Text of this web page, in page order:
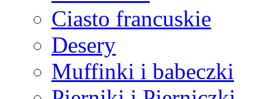
Ciasto francuskie
Desery
Muffinki i babeczki